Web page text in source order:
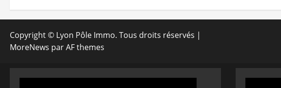
Copyright © Lyon Pôle Immo. Tous droits réservés |
MoreNews par AF themes